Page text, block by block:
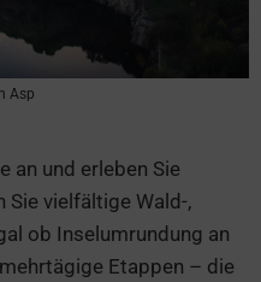
Asp
an und erleben Sie
Sie vielfältige Wald-,
ob Inselumrundung an
Etappen – die